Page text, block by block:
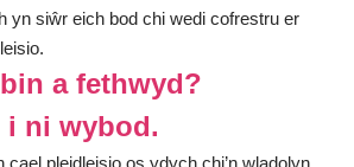
yn siŵr eich bod chi wedi cofrestru er
a fethwyd?
i ni wybod.
pleidleisio os ydych chi’n wladolyn